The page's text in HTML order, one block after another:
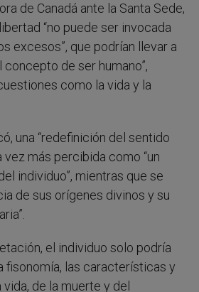
de Canadá ante la Santa Sede,
“no puede ser invocada
excesos”, que podrían llevar a
concepto de ser humano”,
como la vida y la
una “redefinición del sentido
vez más percibida como “un
individuo”, mientras que se
de sus orígenes divinos y su
el individuo solo podría
fisonomía, las características y
de la muerte y del